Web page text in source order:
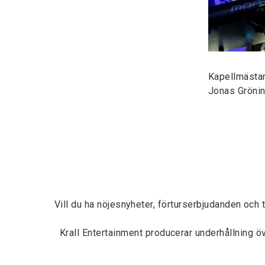
Jonas
Vill du ha nöjesnyheter, förturserbjudanden
Krall Entertainment producerar underhållning